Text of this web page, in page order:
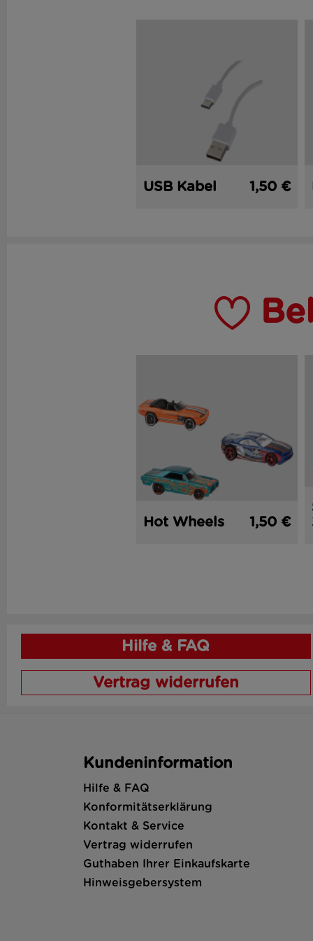
USB Kabel 1,50 €
Hot Wheels 1,50 €
Hilfe & FAQ
Vertrag widerrufen
Kundeninformation
Hilfe & FAQ
Konformitätserklärung
Kontakt & Service
Vertrag widerrufen
Guthaben Ihrer Einkaufskarte
Hinweisgebersystem